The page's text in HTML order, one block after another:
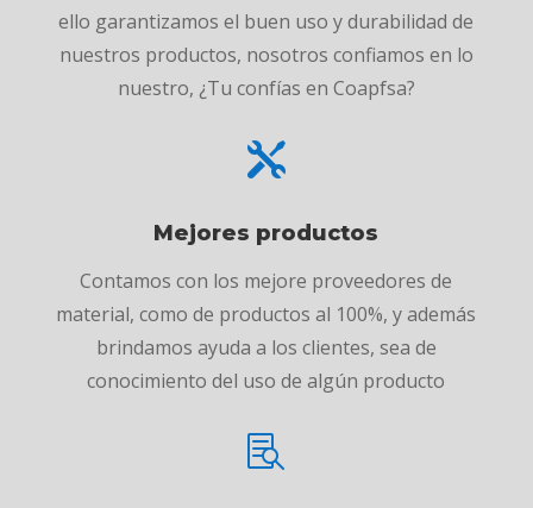
ello garantizamos el buen uso y durabilidad de
nuestros productos, nosotros confiamos en lo
nuestro, ¿Tu confías en Coapfsa?

Mejores productos
Contamos con los mejore proveedores de
material, como de productos al 100%, y además
brindamos ayuda a los clientes, sea de
conocimiento del uso de algún producto
